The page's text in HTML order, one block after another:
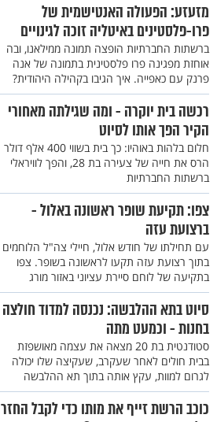
מזעזע: הפעולה האנטישמית של
פרו-פלסטינים באיטליה זוכה לגינויים
ברשתות החברתיות הופצה תמונה ממילאנו, ובה
אוחזת מפגינה פרו פלסטינית בתמונה של אנה
פרנק עם כאפייה. איך הגיבו בקהילה היהודית?
רכשה בית יוקרה - ומה שגילתה מאחורי
הקיר הפך אותו לסיוט
חלום בלהות באוהיו: כך בית בשווי 400 אלף דולר
הרס את חייה של צעירה בת 28, והפך לוויראלי
ברשתות החברתיות
צפו: תקיעת שופר ראשונה באלול -
ברצועת עזה
עם תחילתו של חודש אלול, חיילי צה"ל הלוחמים
בתוך רצועת עזה תקעו לראשונה בשופר. צפו
בתקיעה של לוחם סיירת עציוני באזור מורג
סיוט בתא ההלבשה: נכנסה למדוד חולצה
בחנות - וכמעט מתה
סטודנטית בת 20 מצאה את עצמה מאושפזת
בבית חולים לאחר שעקרב, שעקיצה שלו יכולה
לגרום למוות, עקץ אותה בתוך תא ההלבשה
כוכב הרשת זייף את מותו כדי לקבל החזר